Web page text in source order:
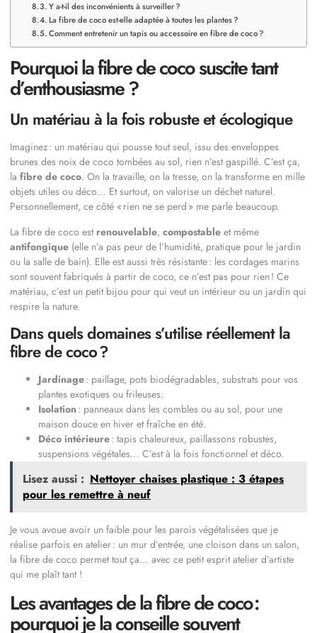
Y a-t-il des inconvénients à surveiller ?
La fibre de coco est-elle adaptée à toutes les plantes ?
Comment entretenir un tapis ou accessoire en fibre de coco ?
Pourquoi la fibre de coco suscite tant
d’enthousiasme ?
Un matériau à la fois robuste et écologique
Imaginez : un matériau qui pousse tout seul, issu des enveloppes
brunes des noix de coco tombées au sol, rien n’est gaspillé. C’est ça,
la fibre de coco. On la travaille, on la tresse, on la transforme en mille
objets utiles ou déco… Et surtout, on valorise un déchet naturel.
Personnellement, ce côté « rien ne se perd » me parle beaucoup.
La fibre de coco est renouvelable, compostable et même
antifongique (elle n’a pas peur de l’humidité, pratique pour le jardin
ou la salle de bain). Elle est aussi très résistante : les cordages marins
sont souvent fabriqués à partir de coco, ce n’est pas pour rien ! Ce
matériau, c’est un petit bijou pour qui veut un intérieur ou un jardin qui
respire la nature.
Dans quels domaines s’utilise réellement la
fibre de coco ?
Jardinage: paillage, pots biodégradables, substrats pour vos
plantes exotiques ou frileuses.
Isolation: panneaux dans les combles ou au sol, pour une
maison douce en hiver et fraîche en été.
Déco intérieure: tapis chaleureux, paillassons robustes,
suspensions végétales… C’est à la fois fonctionnel et déco.
Lisez aussi : Nettoyer chaises plastique : 3 étapes
pour les remettre à neuf
Je vous avoue avoir un faible pour les parois végétalisées que je
réalise parfois en atelier : un mur d’entrée, une cloison dans un salon,
la fibre de coco permet tout ça… avec ce petit esprit atelier d’artiste
qui me plaît tant !
Les avantages de la fibre de coco :
pourquoi je la conseille souvent